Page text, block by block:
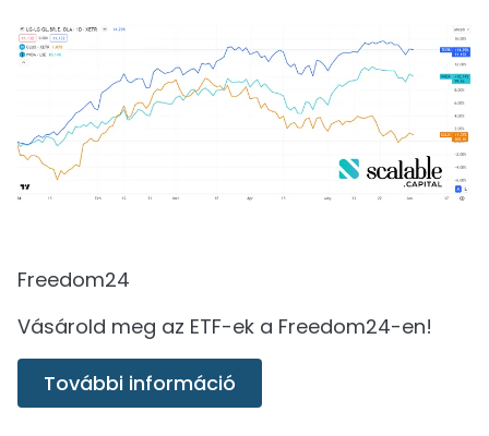
Freedom24
Vásárold meg az ETF-ek a Freedom24-en!
További információ